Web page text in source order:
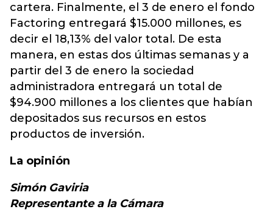
cartera. Finalmente, el 3 de enero el fondo
Factoring entregará $15.000 millones, es
decir el 18,13% del valor total. De esta
manera, en estas dos últimas semanas y a
partir del 3 de enero la sociedad
administradora entregará un total de
$94.900 millones a los clientes que habían
depositados sus recursos en estos
productos de inversión.
La opinión
Simón Gaviria
Representante a la Cámara